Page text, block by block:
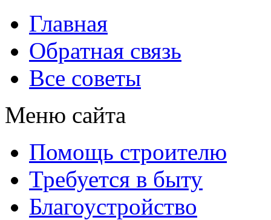
Главная
Обратная связь
Все советы
Меню сайта
Помощь строителю
Требуется в быту
Благоустройство